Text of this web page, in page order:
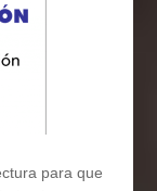
para que